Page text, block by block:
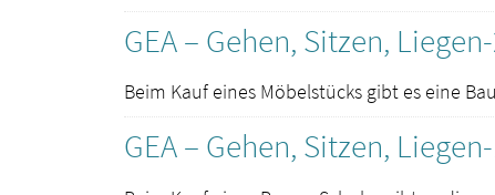
GEA – Gehen, Sitzen,
Beim Kauf eines Möbelstücks gibt es eine
GEA – Gehen, Sitzen,